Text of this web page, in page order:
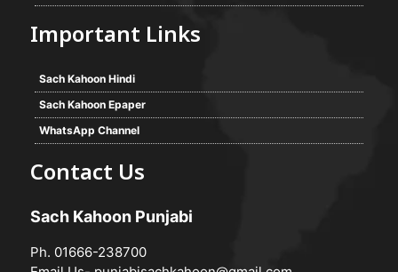
Important Links
Sach Kahoon Hindi
Sach Kahoon Epaper
WhatsApp Channel
Contact Us
Sach Kahoon Punjabi
Ph. 01666-238700